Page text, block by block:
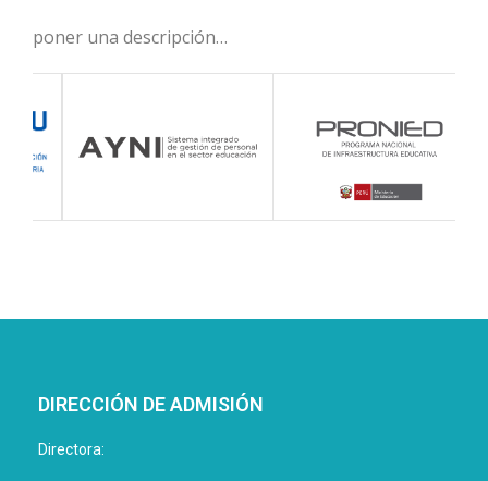
poner una descripción…
DIRECCIÓN DE ADMISIÓN
Directora: